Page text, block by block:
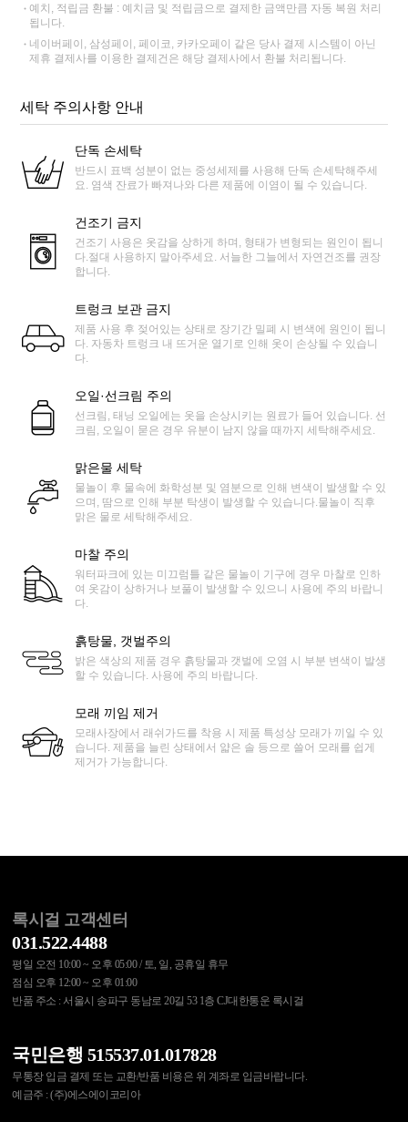
예치, 적립금 환불 : 예치금 및 적립금으로 결제한 금액만큼 자동 복원 처리
됩니다.
네이버페이, 삼성페이, 페이코, 카카오페이 같은 당사 결제 시스템이 아닌
제휴 결제사를 이용한 결제건은 해당 결제사에서 환불 처리됩니다.
세탁 주의사항 안내
단독 손세탁
반드시 표백 성분이 없는 중성세제를 사용해 단독 손세탁해주세
요. 염색 잔료가 빠져나와 다른 제품에 이염이 될 수 있습니다.
건조기 금지
건조기 사용은 옷감을 상하게 하며, 형태가 변형되는 원인이 됩니
다.절대 사용하지 말아주세요. 서늘한 그늘에서 자연건조를 권장
합니다.
트렁크 보관 금지
제품 사용 후 젖어있는 상태로 장기간 밀폐 시 변색에 원인이 됩니
다. 자동차 트렁크 내 뜨거운 열기로 인해 옷이 손상될 수 있습니
다.
오일·선크림 주의
선크림, 태닝 오일에는 옷을 손상시키는 원료가 들어 있습니다. 선
크림, 오일이 묻은 경우 유분이 남지 않을 때까지 세탁해주세요.
맑은물 세탁
물놀이 후 물속에 화학성분 및 염분으로 인해 변색이 발생할 수 있
으며, 땀으로 인해 부분 탁생이 발생할 수 있습니다.물놀이 직후
맑은 물로 세탁해주세요.
마찰 주의
워터파크에 있는 미끄럼틀 같은 물놀이 기구에 경우 마찰로 인하
여 옷감이 상하거나 보풀이 발생할 수 있으니 사용에 주의 바랍니
다.
흙탕물, 갯벌주의
밝은 색상의 제품 경우 흙탕물과 갯벌에 오염 시 부분 변색이 발생
할 수 있습니다. 사용에 주의 바랍니다.
모래 끼임 제거
모래사장에서 래쉬가드를 착용 시 제품 특성상 모래가 끼일 수 있
습니다. 제품을 늘린 상태에서 얇은 솔 등으로 쓸어 모래를 쉽게
제거가 가능합니다.
록시걸 고객센터
031.522.4488
평일 오전 10:00 ~ 오후 05:00 / 토, 일, 공휴일 휴무
점심 오후 12:00 ~ 오후 01:00
반품 주소 : 서울시 송파구 동남로 20길 53 1층 CJ대한통운 록시걸
국민은행 515537.01.017828
무통장 입금 결제 또는 교환/반품 비용은 위 계좌로 입금바랍니다.
예금주 : (주)에스에이코리아